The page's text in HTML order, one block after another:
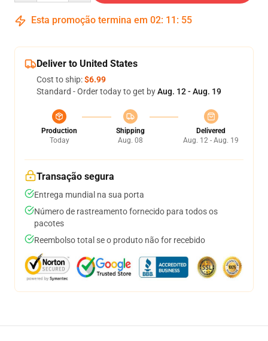
Esta promoção termina em 02: 11 : 54
Deliver to United States
Cost to ship:$6.99
Standard - Order today to get byAug. 12 - Aug. 19
Production
Today
Shipping
Aug. 08
Delivered
Aug. 12 - Aug. 19
Transação segura
Entrega mundial na sua porta
Número de rastreamento fornecido para todos os
pacotes
Reembolso total se o produto não for recebido